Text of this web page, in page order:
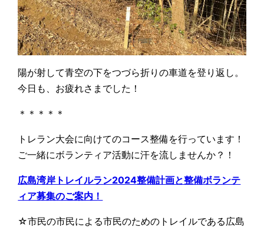
陽が射して青空の下をつづら折りの車道を登り返し。
今日も、お疲れさまでした！
＊＊＊＊＊
トレラン大会に向けてのコース整備を行っています！
ご一緒にボランティア活動に汗を流しませんか？！
広島湾岸トレイルラン2024整備計画と整備ボランテ
ィア募集のご案内！
☆市民の市民による市民のためのトレイルである広島